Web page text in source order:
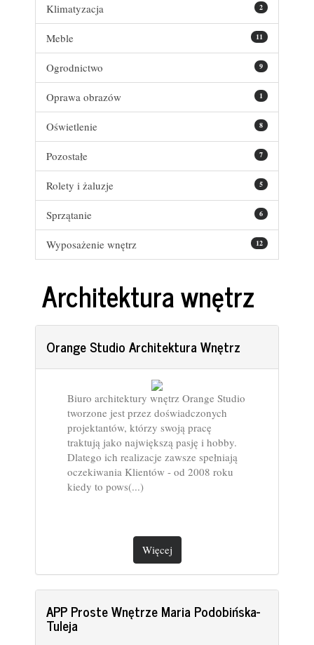
2
Klimatyzacja
11
Meble
9
Ogrodnictwo
1
Oprawa obrazów
8
Oświetlenie
7
Pozostałe
5
Rolety i żaluzje
6
Sprzątanie
12
Wyposażenie wnętrz
Architektura wnętrz
Orange Studio Architektura Wnętrz
Biuro architektury wnętrz Orange Studio
tworzone jest przez doświadczonych
projektantów, którzy swoją pracę
traktują jako największą pasję i hobby.
Dlatego ich realizacje zawsze spełniają
oczekiwania Klientów - od 2008 roku
kiedy to pows(...)
Więcej
APP Proste Wnętrze Maria Podobińska-
Tuleja